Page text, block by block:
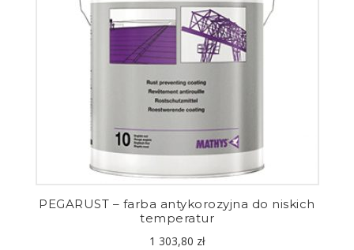
PEGARUST – farba antykorozyjna do niskich
temperatur
1 303,80 zł